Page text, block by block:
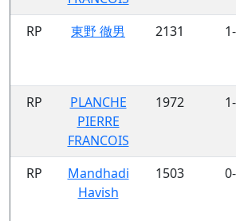
RP 東野 徹男 2131
RP
PLANCHE
PIERRE
FRANCOIS
1972
RP
Mandhadi
Havish
1503